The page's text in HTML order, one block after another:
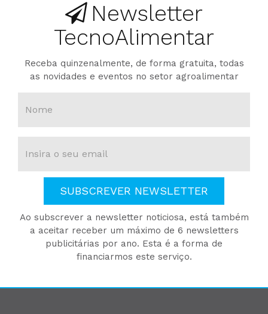
Newsletter
TecnoAlimentar
Receba quinzenalmente, de forma gratuita, todas
as novidades e eventos no setor agroalimentar
SUBSCREVER NEWSLETTER
Ao subscrever a newsletter noticiosa, está também
a aceitar receber um máximo de 6 newsletters
publicitárias por ano. Esta é a forma de
financiarmos este serviço.